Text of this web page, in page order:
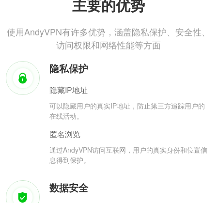
主要的优势
使用AndyVPN有许多优势，涵盖隐私保护、安全性、
访问权限和网络性能等方面
隐私保护
隐藏IP地址
可以隐藏用户的真实IP地址，防止第三方追踪用户的
在线活动。
匿名浏览
通过AndyVPN访问互联网，用户的真实身份和位置信
息得到保护。
数据安全